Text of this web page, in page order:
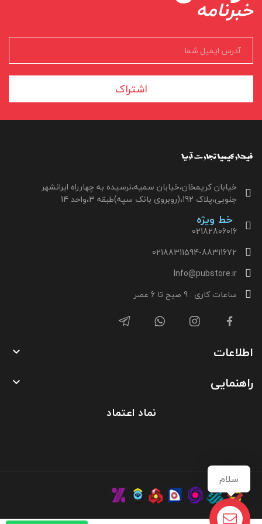
خبرنامه
اشتراک
خیابان کریمخان،خیابان سمیه،نرسیده به چهارراه ایرانشهر
جنوبی،پلاک 192،(روبروی بانک سپه)طبقه 3،واحد 14
خط ویژه
02182806016
02188311594-88311672
Info@pubstore.ir
ساعات کاری : 9 صبح تا 6 عصر
اطلاعات 
راهنمایی 
نماد اعتماد
سلام